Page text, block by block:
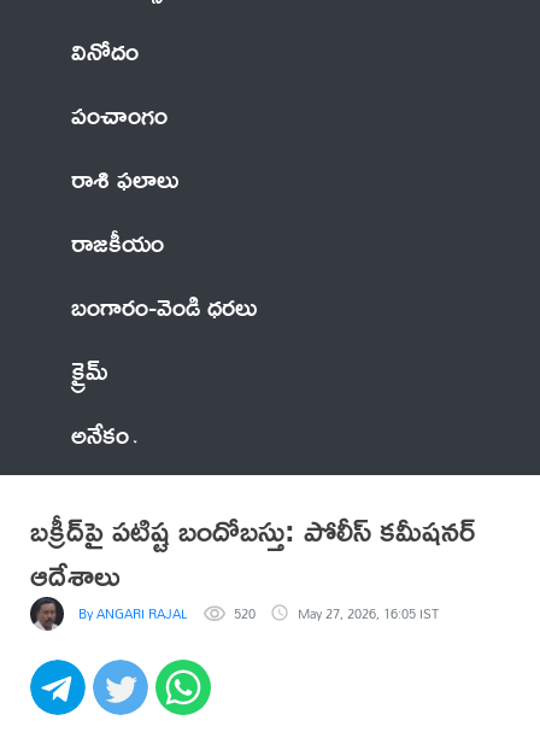
వినోదం
పంచాంగం
రాశి ఫలాలు
రాజకీయం
బంగారం-వెండి ధరలు
క్రైమ్
అనేకం
బక్రీద్‌పై పటిష్ట బందోబస్తు: పోలీస్ కమీషనర్
ఆదేశాలు
By ANGARI RAJALINGAM 520 May 27, 2026, 16:05 IST